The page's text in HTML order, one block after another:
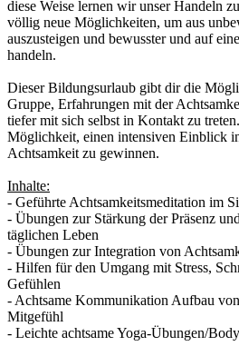
diese Weise lernen wir unser Handeln
völlig neue Möglichkeiten, um aus
auszusteigen und bewusster und auf
handeln.
Dieser Bildungsurlaub gibt dir die
Gruppe, Erfahrungen mit der
tiefer mit sich selbst in Kontakt zu
Möglichkeit, einen intensiven Einblick
Achtsamkeit zu gewinnen.
Inhalte:
- Geführte Achtsamkeitsmeditation im
- Übungen zur Stärkung der Präsenz
täglichen Leben
- Übungen zur Integration von
- Hilfen für den Umgang mit Stress,
Gefühlen
- Achtsame Kommunikation Aufbau
Mitgefühl
- Leichte achtsame Yoga-Übungen/